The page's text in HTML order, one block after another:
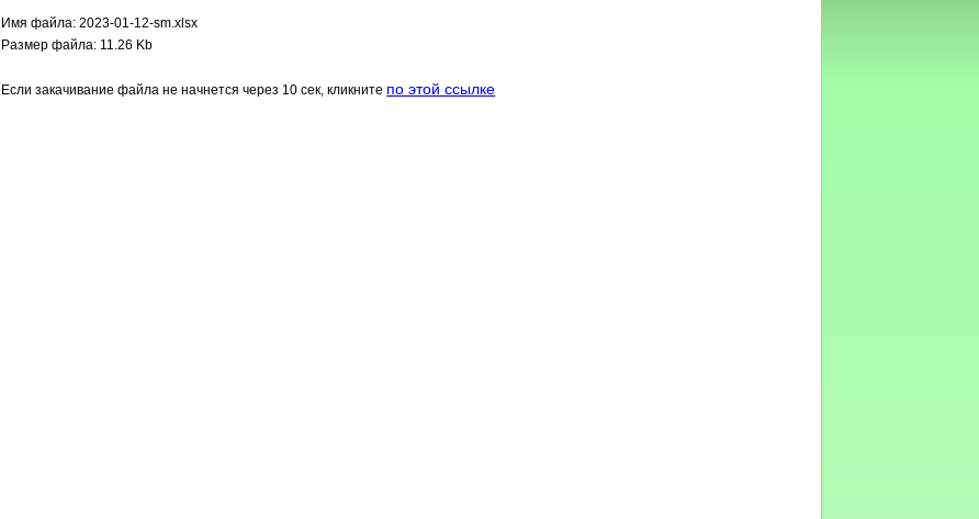
Имя файла: 2023-01-12-sm.xlsx
Размер файла: 11.26 Kb
Если закачивание файла не начнется через 10 сек, кликните по этой ссылке